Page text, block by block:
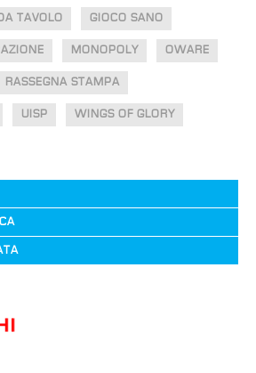
TAVOLO GIOCO SANO
MONOPOLY OWARE
RASSEGNA STAMPA
UISP WINGS OF GLORY